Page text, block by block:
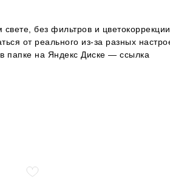
без фильтров и
от реального из-за разных
папке на Яндекс Диске — ссылка